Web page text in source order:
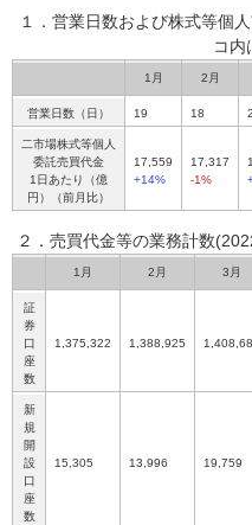
１．営業日数および株式等個
コ内
1月 2月
営業日数（日） 19 18
二市場株式等個人
委託売買代金
1日あたり（億
円）（前月比）
17,559
+14%
17,317
-1%
２．売買代金等の業務計数
1月 2月 3月
証
券
口
座
数
1,375,322 1,388,925
新
規
開
設
口
座
数
15,305 13,996 19,759